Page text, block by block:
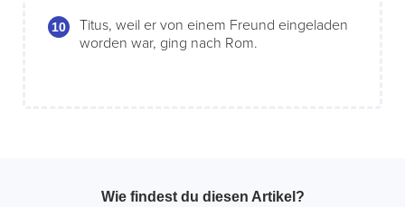
Titus, weil er von einem Freund eingeladen
worden war, ging nach Rom.
Wie findest du diesen Artikel?